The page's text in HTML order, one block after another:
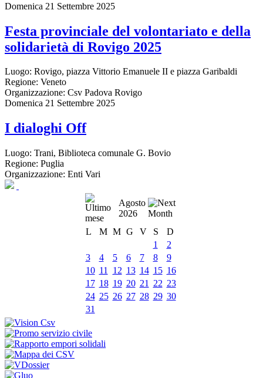
Domenica 21 Settembre 2025
Festa provinciale del volontariato e della
solidarietà di Rovigo 2025
Luogo: Rovigo, piazza Vittorio Emanuele II e piazza Garibaldi
Regione: Veneto
Organizzazione: Csv Padova Rovigo
Domenica 21 Settembre 2025
I dialoghi Off
Luogo: Trani, Biblioteca comunale G. Bovio
Regione: Puglia
Organizzazione: Enti Vari
Agosto
2026
L
M M G V S
D
1
2
3
4 5 6 7 8
9
10 11 12 13 14 15 16
17 18 19 20 21 22 23
24 25 26 27 28 29 30
31